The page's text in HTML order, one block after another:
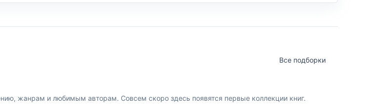
Все подборки
жанрам и любимым авторам. Совсем скоро здесь появятся первые коллекции книг.